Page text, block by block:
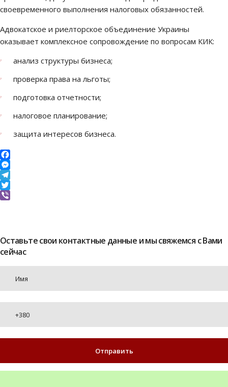
своевременного выполнения налоговых обязанностей.
Адвокатское и риелторское объединение Украины
оказывает комплексное сопровождение по вопросам КИК:
анализ структуры бизнеса;
проверка права на льготы;
подготовка отчетности;
налоговое планирование;
защита интересов бизнеса.
Facebook
Messenger
Telegram
Twitter
Оставьте свои контактные данные и мы свяжемся с Вами
сейчас